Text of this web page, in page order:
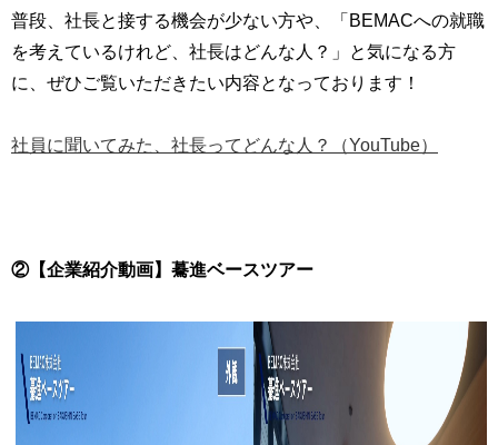
普段、社長と接する機会が少ない方や、「BEMACへの就職
を考えているけれど、社長はどんな人？」と気になる方
に、ぜひご覧いただきたい内容となっております！
社員に聞いてみた、社長ってどんな人？（YouTube）
②【企業紹介動画】驀進ベースツアー